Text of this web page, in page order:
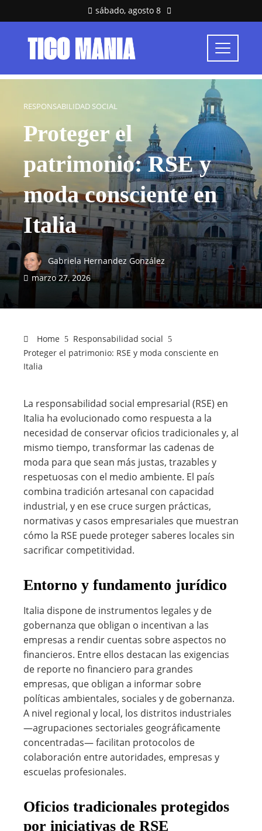
sábado, agosto 8
RESPONSABILIDAD SOCIAL
Proteger el
patrimonio: RSE y
moda consciente en
Italia
Gabriela Hernandez González
marzo 27, 2026
Home
Responsabilidad social
Proteger el patrimonio: RSE y moda consciente en
Italia
La responsabilidad social empresarial (RSE) en
Italia ha evolucionado como respuesta a la
necesidad de conservar oficios tradicionales y, al
mismo tiempo, transformar las cadenas de
moda para que sean más justas, trazables y
respetuosas con el medio ambiente. El país
combina tradición artesanal con capacidad
industrial, y en ese cruce surgen prácticas,
normativas y casos empresariales que muestran
cómo la RSE puede proteger saberes locales sin
sacrificar competitividad.
Entorno y fundamento jurídico
Italia dispone de instrumentos legales y de
gobernanza que obligan o incentivan a las
empresas a rendir cuentas sobre aspectos no
financieros. Entre ellos destacan las exigencias
de reporte no financiero para grandes
empresas, que obligan a informar sobre
políticas ambientales, sociales y de gobernanza.
A nivel regional y local, los distritos industriales
—agrupaciones sectoriales geográficamente
concentradas— facilitan protocolos de
colaboración entre autoridades, empresas y
escuelas profesionales.
Oficios tradicionales protegidos
por iniciativas de RSE